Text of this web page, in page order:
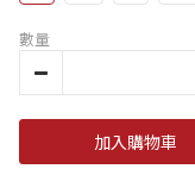
數量
加入購物車